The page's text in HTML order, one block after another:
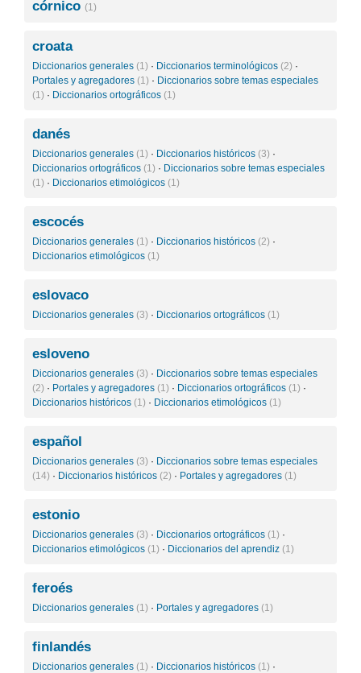
córnico (1)
croata
Diccionarios generales (1) · Diccionarios terminológicos (2) ·
Portales y agregadores (1) · Diccionarios sobre temas especiales
(1) · Diccionarios ortográficos (1)
danés
Diccionarios generales (1) · Diccionarios históricos (3) ·
Diccionarios ortográficos (1) · Diccionarios sobre temas especiales
(1) · Diccionarios etimológicos (1)
escocés
Diccionarios generales (1) · Diccionarios históricos (2) ·
Diccionarios etimológicos (1)
eslovaco
Diccionarios generales (3) · Diccionarios ortográficos (1)
esloveno
Diccionarios generales (3) · Diccionarios sobre temas especiales
(2) · Portales y agregadores (1) · Diccionarios ortográficos (1) ·
Diccionarios históricos (1) · Diccionarios etimológicos (1)
español
Diccionarios generales (3) · Diccionarios sobre temas especiales
(14) · Diccionarios históricos (2) · Portales y agregadores (1)
estonio
Diccionarios generales (3) · Diccionarios ortográficos (1) ·
Diccionarios etimológicos (1) · Diccionarios del aprendiz (1)
feroés
Diccionarios generales (1) · Portales y agregadores (1)
finlandés
Diccionarios generales (1) · Diccionarios históricos (1) ·